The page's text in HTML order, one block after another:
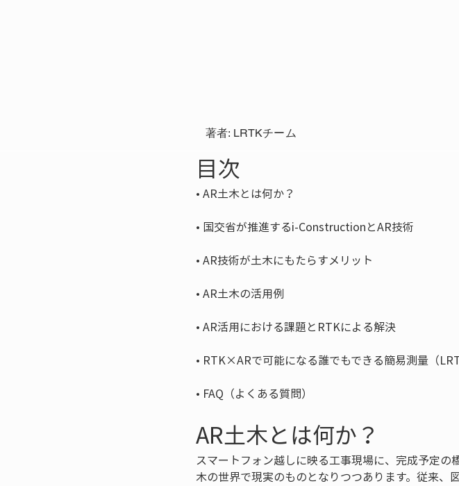
著者: LRTKチーム
目次
•
•
•
•
•
•
• FAQ（よくある質問）
AR土木とは何か？
スマートフォン越しに映る工事現場に、完成予定
木の世界で現実のものとなりつつあります。従来